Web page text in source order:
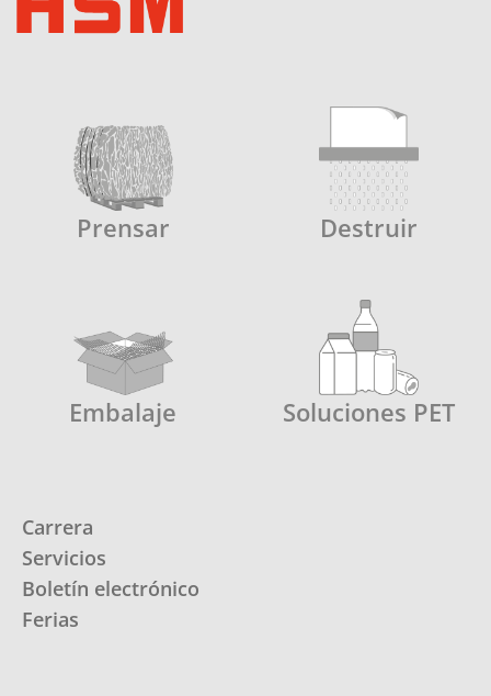
Prensar Destruir
Embalaje Soluciones PET
Carrera
Servicios
Boletín electrónico
Ferias